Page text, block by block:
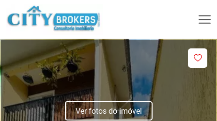
Ver fotos do imóvel